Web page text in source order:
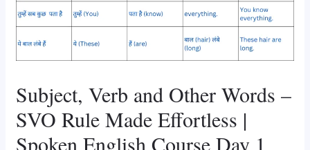
Subject, Verb and Other Words –
SVO Rule Made Effortless |
Spoken English Course Day 1